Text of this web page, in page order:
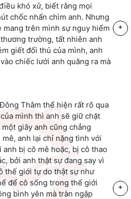
khó xử, biết rằng mọi
chốc nhấn chìm anh. Nhưng
mang trên mình sự nguy hiểm
trường, tất nhiên anh
giết đối thủ của mình, anh
chiếc lưới anh quăng ra mà
+
Thâm thể hiện rất rõ qua
mình thì anh sẽ giữ chặt
giây anh cũng chẳng
anh lại chỉ nặng tình với
anh bị cô mê hoặc, bị cô thao
bởi anh thật sự đang say vì
thế giới tự do thật sự như
để cô sống trong thế giới
bình yên mà tràn ngập
+